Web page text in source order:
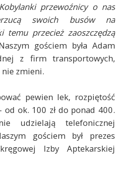
przewoźnicy o nas
swoich busów na
temu przecież zaoszczędzą
gościem była Adam
z firm transportowych,
nie zmieni.
pewien lek, rozpiętość
od ok. 100 zł do ponad 400.
udzielają telefonicznej
gościem był prezes
Izby Aptekarskiej